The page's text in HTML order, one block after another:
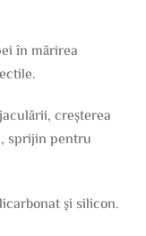
în mărirea
creșterea
sprijin pentru
și silicon.